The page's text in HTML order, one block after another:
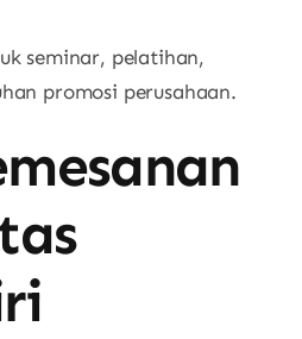
seminar, pelatihan,
promosi perusahaan.